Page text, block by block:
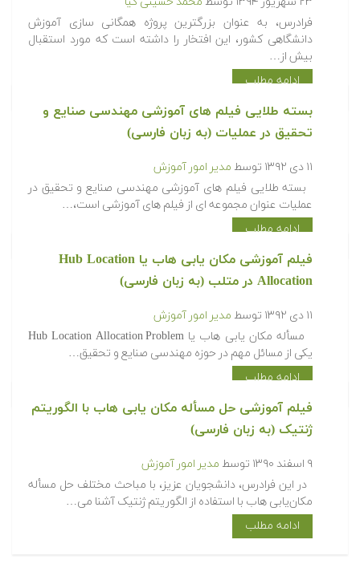
فرادرس، به عنوان بزرگترین پروژه همگانی سازی آموزش
دانشگاهی کشور، این افتخار را داشته است که مورد استقبال
بیش از…
ادامه مطلب
بسته طلایی فیلم های آموزشی مهندسی صنایع و
تحقیق در عملیات (به زبان فارسی)
۱۱ دی ۱۳۹۲ توسط مدیر امور آموزش
بسته طلایی فیلم های آموزشی مهندسی صنایع و تحقیق در
عملیات عنوان مجموعه ای از فیلم های آموزشی است،…
ادامه مطلب
فیلم آموزشی مکان یابی هاب یا Hub Location
Allocation در متلب (به زبان فارسی)
۱۱ دی ۱۳۹۲ توسط مدیر امور آموزش
مسأله مکان یابی هاب یا Hub Location Allocation Problem
یکی از مسائل مهم در حوزه مهندسی صنایع و تحقیق…
ادامه مطلب
فیلم آموزشی حل مسأله مکان یابی هاب با الگوریتم
ژنتیک (به زبان فارسی)
۹ اسفند ۱۳۹۰ توسط مدیر امور آموزش
در این فرادرس، دانشجویان عزیز، با مباحث مختلف حل مسأله
مکان‌یابی هاب با استفاده از الگوریتم ژنتیک آشنا می…
ادامه مطلب